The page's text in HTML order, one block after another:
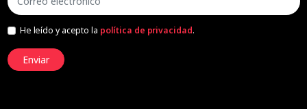
He leído y acepto la política de privacidad.
Enviar